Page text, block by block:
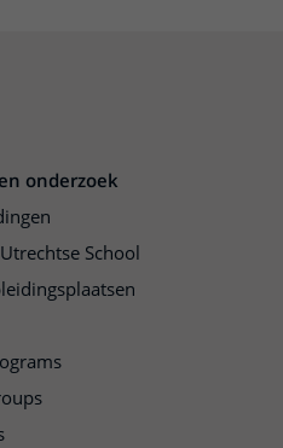
onderzoek
School